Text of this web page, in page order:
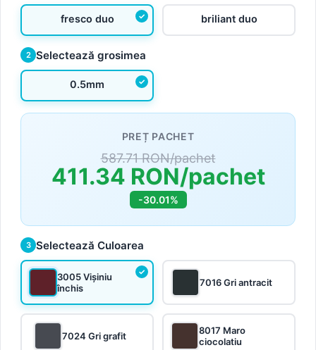
fresco duo briliant duo
2 Selectează grosimea
0.5mm
PREȚ PACHET
587.71 RON/pachet
411.34 RON/pachet
-30.01%
3 Selectează Culoarea
3005 Vișiniu
închis
7016 Gri antracit
7024 Gri grafit
8017 Maro
ciocolatiu